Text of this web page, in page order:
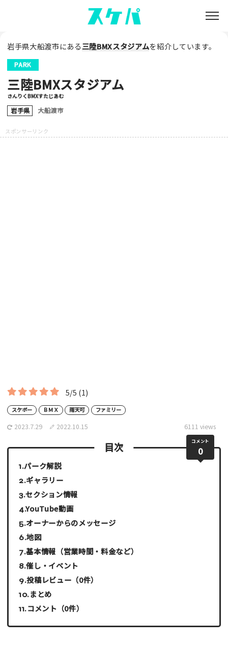
岩手県大船渡市にある三陸BMXスタジアムを紹介しています。
PARK
三陸BMXスタジアム
さんりくBMXすたじあむ
岩手県 大船渡市
5/5 (1)
スケボー ＢＭＸ 雨天可 ファミリー
2023.7.29 2022.10.15 6111 views
コメント
0
目次
パーク解説
ギャラリー
セクション情報
YouTube動画
オーナーからのメッセージ
地図
基本情報（営業時間・料金など）
催し・イベント
投稿レビュー（0件）
まとめ
コメント（0件）